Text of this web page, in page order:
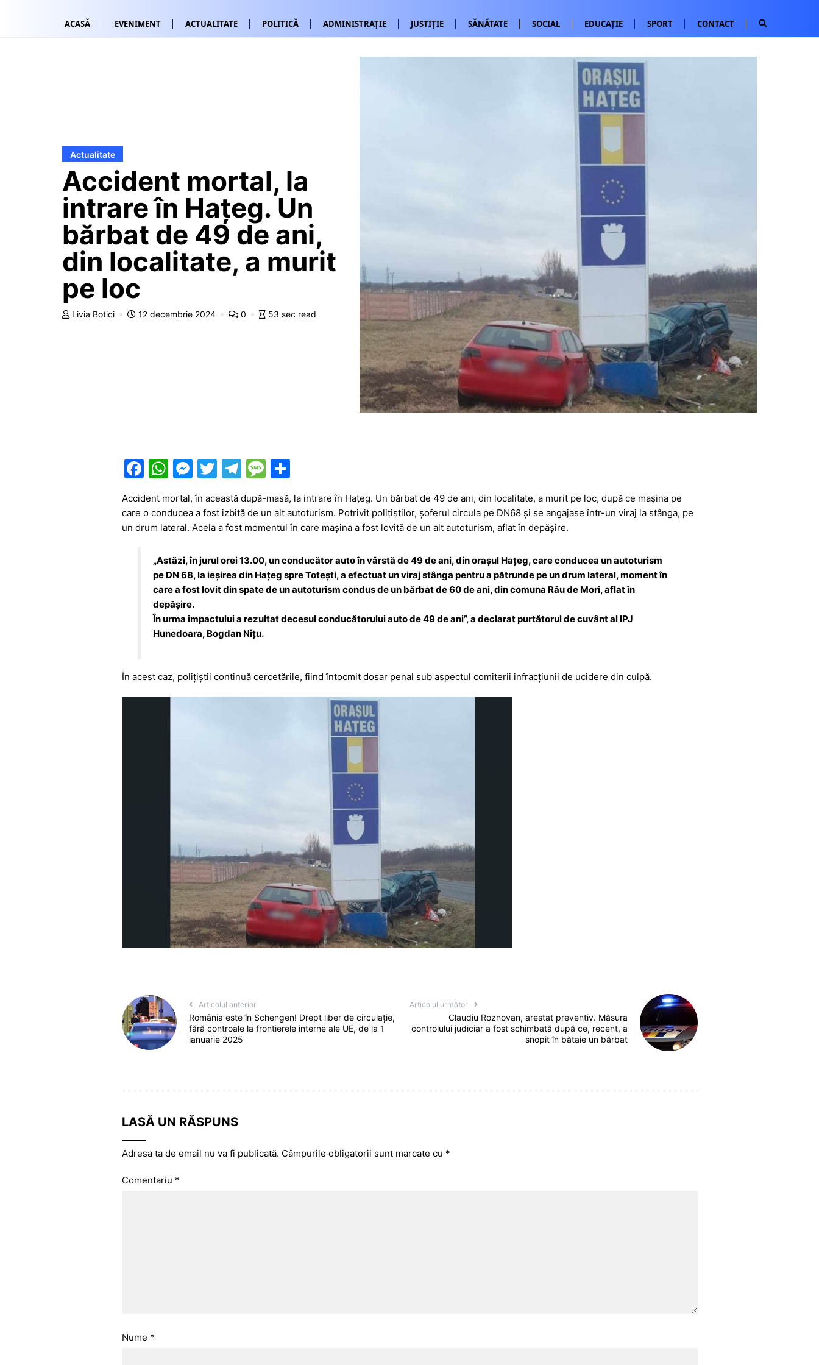
ACASĂ EVENIMENT ACTUALITATE POLITICĂ ADMINISTRAȚIE JUSTIȚIE SĂNĂTATE SOCIAL EDUCAȚIE SPORT CONTACT
Actualitate
Accident mortal, la
intrare în Hațeg. Un
bărbat de 49 de ani,
din localitate, a murit
pe loc
Livia Botici 12 decembrie 2024 0 53 sec read
F
c
e
o
o
k
W
at
s
p
p
M
e
s
s
n
g
er
T
itt
er
T
e
gr
m
M
s
s
g
e
P
ar
ta
je
z
ă
Accident mortal, în această după-masă, la intrare în Hațeg. Un bărbat de 49 de ani, din localitate, a murit pe loc, după ce mașina pe
care o conducea a fost izbită de un alt autoturism. Potrivit polițiștilor, șoferul circula pe DN68 și se angajase într-un viraj la stânga, pe
un drum lateral. Acela a fost momentul în care mașina a fost lovită de un alt autoturism, aflat în depășire.
„Astăzi, în jurul orei 13.00, un conducător auto în vârstă de 49 de ani, din orașul Hațeg, care conducea un autoturism
pe DN 68, la ieșirea din Hațeg spre Totești, a efectuat un viraj stânga pentru a pătrunde pe un drum lateral, moment în
care a fost lovit din spate de un autoturism condus de un bărbat de 60 de ani, din comuna Râu de Mori, aflat în
depășire.
În urma impactului a rezultat decesul conducătorului auto de 49 de ani”, a declarat purtătorul de cuvânt al IPJ
Hunedoara, Bogdan Nițu.
În acest caz, polițiștii continuă cercetările, fiind întocmit dosar penal sub aspectul comiterii infracțiunii de ucidere din culpă.
Articolul anterior
România este în Schengen! Drept liber de circulație,
fără controale la frontierele interne ale UE, de la 1
ianuarie 2025
Articolul următor
Claudiu Roznovan, arestat preventiv. Măsura
controlului judiciar a fost schimbată după ce, recent, a
snopit în bătaie un bărbat
LASĂ UN RĂSPUNS
Adresa ta de email nu va fi publicată. Câmpurile obligatorii sunt marcate cu *
Comentariu *
Nume *